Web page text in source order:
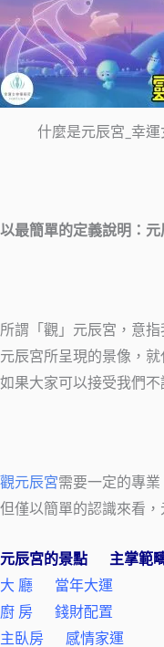
什麼是元辰宮_幸
以最簡單的定義說明：
所謂「觀」元辰宮，意
元辰宮所呈現的景像，
如果大家可以接受我們
觀元辰宮需要一定的專
但僅以簡單的認識來看
元辰宮的景點 主掌範
大 廳 當年大運
廚 房 錢財配置
主臥房 感情家運